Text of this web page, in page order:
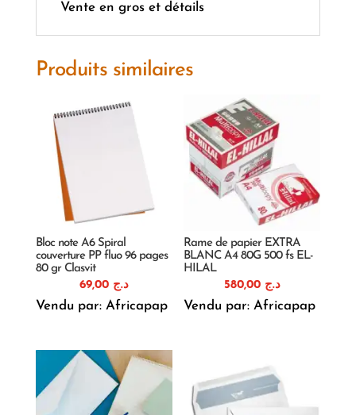
Vente en gros et détails
Produits similaires
Bloc note A6 Spiral
couverture PP fluo 96 pages
80 gr Clasvit
د.ج 69,00
Vendu par: Africapap
Rame de papier EXTRA
BLANC A4 80G 500 fs EL-
HILAL
د.ج 580,00
Vendu par: Africapap